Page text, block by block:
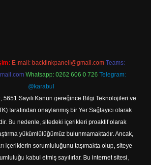
E-mail: backlinkpaneli@gmail.com Teams:
Whatsapp: 0262 606 0 726 Telegram:
@karabul
5651 Sayılı Kanun gereğince Bilgi Teknolojileri ve
tarafından onaylanmış bir Yer Sağlayıcı olarak
Bu nedenle, sitedeki içerikleri proaktif olarak
yükümlülüğümüz bulunmamaktadır. Ancak,
içeriklerin sorumluluğunu taşımakta olup, siteye
kabul etmiş sayılırlar. Bu internet sitesi,